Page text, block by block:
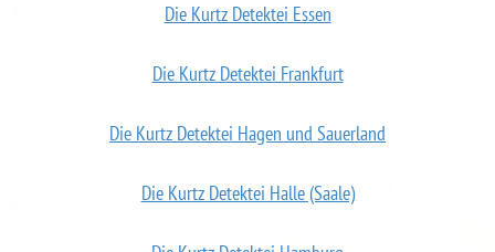
Die Kurtz Detektei Essen
Die Kurtz Detektei Frankfurt
Die Kurtz Detektei Hagen und Sauerland
Die Kurtz Detektei Halle (Saale)